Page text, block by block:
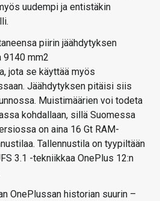
uudempi ja entistäkin
piirin jäähdytyksen
9140 mm2
jota se käyttää myös
Jäähdytyksen pitäisi siis
Muistimäärien voi todeta
kohdallaan, sillä Suomessa
on aina 16 Gt RAM-
Tallennustila on tyypiltään
3.1 -tekniikkaa OnePlus 12:n
OnePlussan historian suurin –